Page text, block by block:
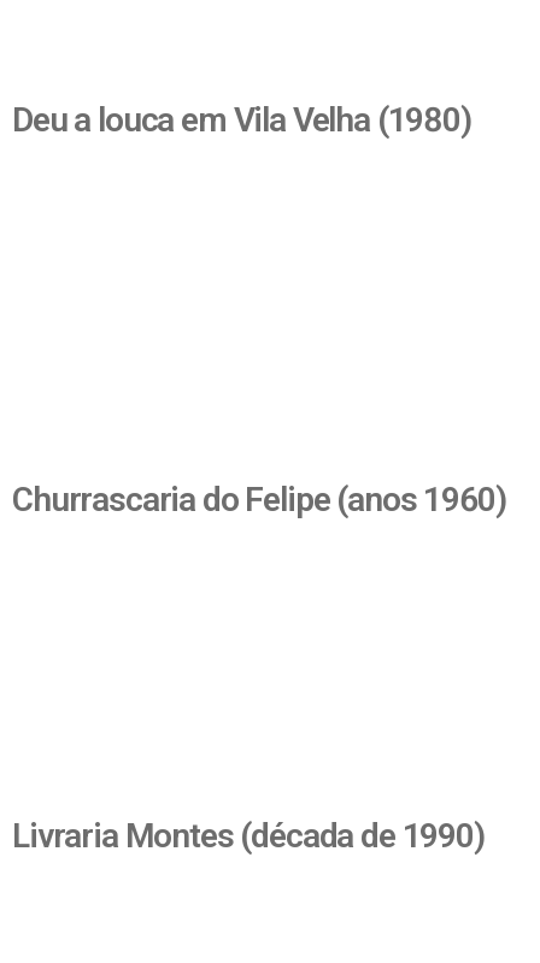
Deu a louca em Vila Velha (1980)
Churrascaria do Felipe (anos 1960)
Livraria Montes (década de 1990)